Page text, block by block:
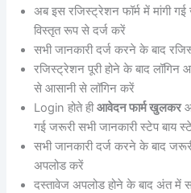
अब इस रजिस्ट्रेशन फॉर्म में मांगी
विस्तृत रूप से दर्ज करें
सभी जानकारी दर्ज करने के बाद
रजिस्ट्रेशन पूरी होने के बाद लॉगिन
से आसानी से लॉगिन करें
Login होते हीआवेदन फार्म खुलकरआ
गई जरूरी सभी जानकारी स्टेप बाय
सभी जानकारी दर्ज करने के बाद
अपलोड करें
दस्तावेज अपलोड होने के बाद अंत में